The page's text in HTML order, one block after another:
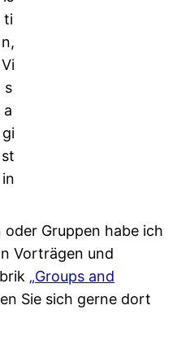
ti
n,
Vi
s
a
gi
st
in
Gruppen habe ich
Vorträgen und
„Groups and
Sie sich gerne dort